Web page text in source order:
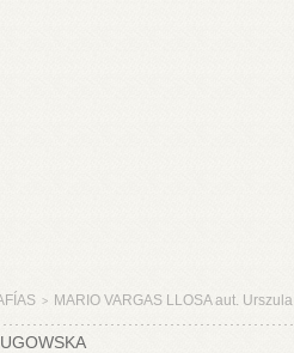
> MARIO VARGAS LLOSA aut.